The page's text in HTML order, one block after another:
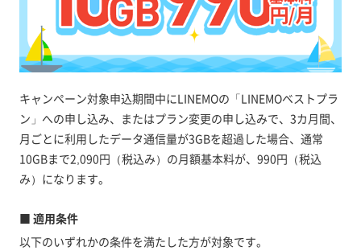
キャンペーン対象申込期間中にLINEMOの「LINEMOベストプラ
ン」への申し込み、またはプラン変更の申し込みで、3カ月間、
月ごとに利用したデータ通信量が3GBを超過した場合、通常
10GBまで2,090円（税込み）の月額基本料が、990円（税込
み）になります。
■ 適用条件
以下のいずれかの条件を満たした方が対象です。